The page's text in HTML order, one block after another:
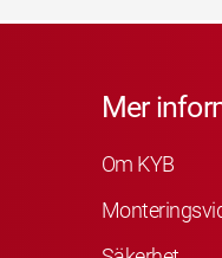
Mer
Om KYB